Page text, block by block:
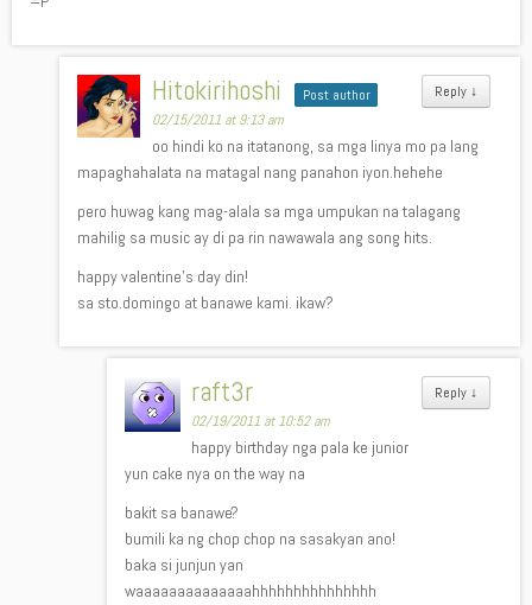
Reply ↓
Hitokirihoshi Post author
02/15/2011 at 9:13 am
oo hindi ko na itatanong, sa mga linya mo pa lang
mapaghahalata na matagal nang panahon iyon.hehehe
pero huwag kang mag-alala sa mga umpukan na talagang
mahilig sa music ay di pa rin nawawala ang song hits.
happy valentine’s day din!
sa sto.domingo at banawe kami. ikaw?
Reply ↓
raft3r
02/19/2011 at 10:52 am
happy birthday nga pala ke junior
yun cake nya on the way na
bakit sa banawe?
bumili ka ng chop chop na sasakyan ano!
baka si junjun yan
waaaaaaaaaaaaaahhhhhhhhhhhhhhh